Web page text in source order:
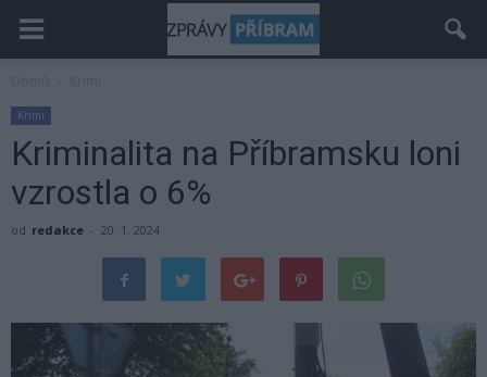
Krimi
Kriminalita na Příbramsku loni
vzrostla o 6%
od redakce - 20. 1. 2024